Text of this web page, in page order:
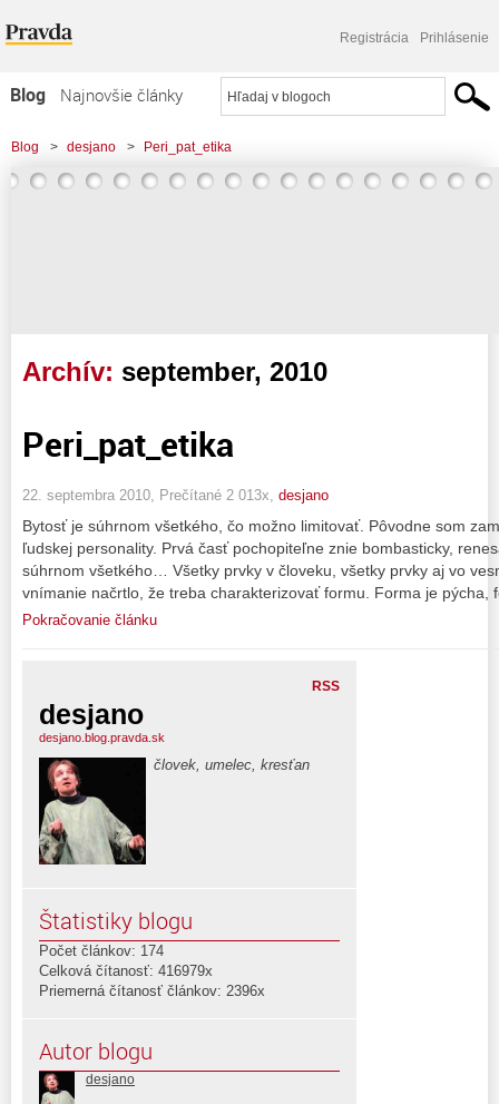
Registrácia Prihlásenie
Blog
Najnovšie články
Najčítanejšie články
Najkomentovanejšie články
Blog > desjano > Peri_pat_etika
Archív: september, 2010
Peri_pat_etika
22. septembra 2010, Prečítané 2 013x, desjano
Bytosť je súhrnom všetkého, čo možno limitovať. Pôvodne som
ľudskej personality. Prvá časť pochopiteľne znie bombasticky,
súhrnom všetkého… Všetky prvky v človeku, všetky prvky aj vo
vnímanie načrtlo, že treba charakterizovať formu. Forma je
Pokračovanie článku
RSS
desjano
desjano.blog.pravda.sk
človek, umelec, kresťan
Štatistiky blogu
Počet článkov: 174
Celková čítanosť: 416979x
Priemerná čítanosť článkov: 2396x
Autor blogu
desjano